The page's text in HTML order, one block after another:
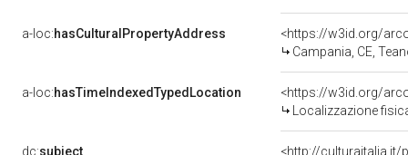
a-loc:hasCulturalPropertyAddress
<https://w3id.org/
Campania, CE,
a-loc:hasTimeIndexedTypedLocation
<https://w3id.org/
Localizzazione
dc:subject <http://culturaitalia.it/